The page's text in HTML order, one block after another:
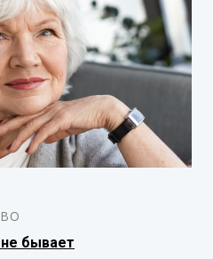
бывает